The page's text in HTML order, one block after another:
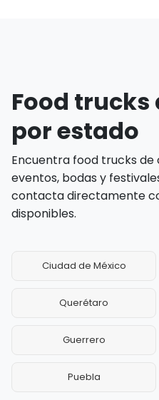
Food
por estado
Encuentra food trucks
eventos, bodas y
contacta directamente
disponibles.
Ciudad de México
Querétaro
Guerrero
Puebla